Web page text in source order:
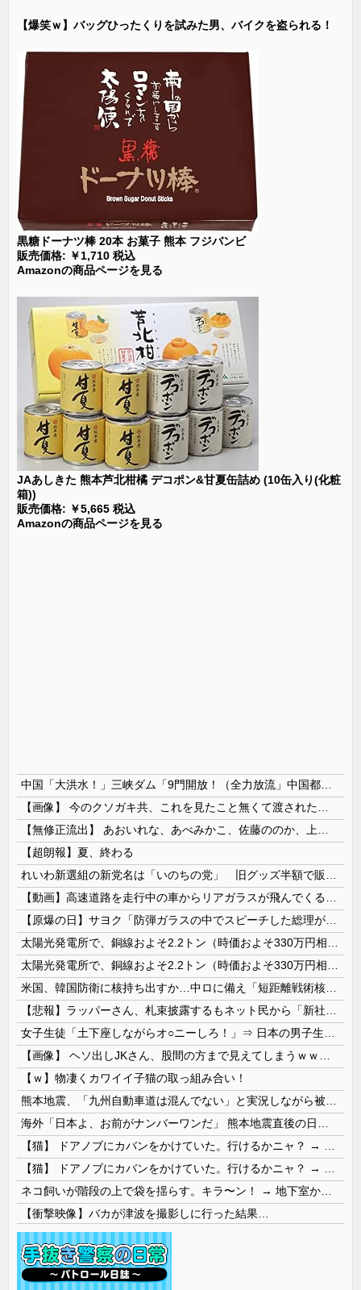
【爆笑ｗ】バッグひったくりを試みた男、バイクを盗られる！
黒糖ドーナツ棒 20本 お菓子 熊本 フジバンビ
販売価格: ￥1,710 税込
Amazonの商品ページを見る
JAあしきた 熊本芦北柑橘 デコポン&甘夏缶詰め (10缶入り(化粧
箱))
販売価格: ￥5,665 税込
Amazonの商品ページを見る
【超朗報】夏、終わる
【ｗ】物凄くカワイイ子猫の取っ組み合い！
【衝撃映像】バカが津波を撮影しに行った結果…